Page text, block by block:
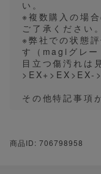
い。
※複数購入の場
ご了承ください。
※弊社での状態
す（magiグレー
目立つ傷汚れは
>EX+>EX>EX-
その他特記事項
商品ID: 706798958